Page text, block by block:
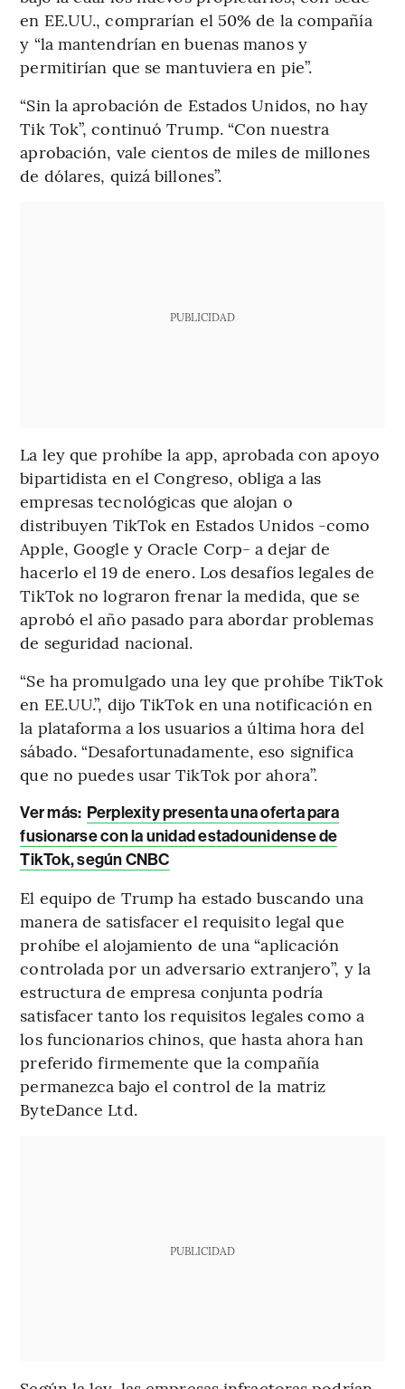
en EE.UU., comprarían el 50% de la compañía
y “la mantendrían en buenas manos y
permitirían que se mantuviera en pie”.
“Sin la aprobación de Estados Unidos, no hay
Tik Tok”, continuó Trump. “Con nuestra
aprobación, vale cientos de miles de millones
de dólares, quizá billones”.
PUBLICIDAD
La ley que prohíbe la app, aprobada con apoyo
bipartidista en el Congreso, obliga a las
empresas tecnológicas que alojan o
distribuyen TikTok en Estados Unidos -como
Apple, Google y Oracle Corp- a dejar de
hacerlo el 19 de enero. Los desafíos legales de
TikTok no lograron frenar la medida, que se
aprobó el año pasado para abordar problemas
de seguridad nacional.
“Se ha promulgado una ley que prohíbe TikTok
en EE.UU.”, dijo TikTok en una notificación en
la plataforma a los usuarios a última hora del
sábado. “Desafortunadamente, eso significa
que no puedes usar TikTok por ahora”.
Ver más: Perplexity presenta una oferta para
fusionarse con la unidad estadounidense de
TikTok, según CNBC
El equipo de Trump ha estado buscando una
manera de satisfacer el requisito legal que
prohíbe el alojamiento de una “aplicación
controlada por un adversario extranjero”, y la
estructura de empresa conjunta podría
satisfacer tanto los requisitos legales como a
los funcionarios chinos, que hasta ahora han
preferido firmemente que la compañía
permanezca bajo el control de la matriz
ByteDance Ltd.
PUBLICIDAD